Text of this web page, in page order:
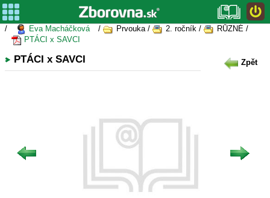
/ Eva Macháčková / Prvouka / 2. ročník /
RŮZNÉ /
PTÁCI x SAVCI
PTÁCI x SAVCI Zpět